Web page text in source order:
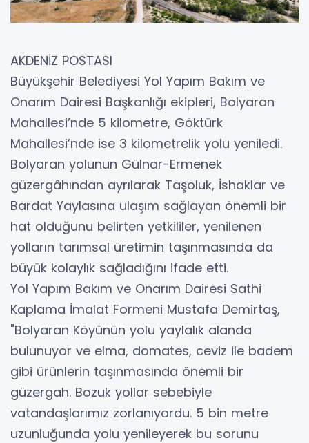
AKDENİZ POSTASI
Büyükşehir Belediyesi Yol Yapım Bakım ve
Onarım Dairesi Başkanlığı ekipleri, Bolyaran
Mahallesi’nde 5 kilometre, Göktürk
Mahallesi’nde ise 3 kilometrelik yolu yeniledi.
Bolyaran yolunun Gülnar-Ermenek
güzergâhından ayrılarak Taşoluk, İshaklar ve
Bardat Yaylasına ulaşım sağlayan önemli bir
hat olduğunu belirten yetkililer, yenilenen
yolların tarımsal üretimin taşınmasında da
büyük kolaylık sağladığını ifade etti.
Yol Yapım Bakım ve Onarım Dairesi Sathi
Kaplama İmalat Formeni Mustafa Demirtaş,
"Bolyaran Köyünün yolu yaylalık alanda
bulunuyor ve elma, domates, ceviz ile badem
gibi ürünlerin taşınmasında önemli bir
güzergah. Bozuk yollar sebebiyle
vatandaşlarımız zorlanıyordu. 5 bin metre
uzunluğunda yolu yenileyerek bu sorunu